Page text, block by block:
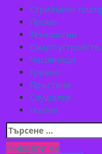
Стрийминг
Промо
Технологии
Смарт
Часовници
Гривни
Пръстени
Слушалки
realme
Търсене
за:
Подкрепи ни